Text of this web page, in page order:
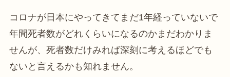
コロナが日本にやってきてまだ1年経っていないで
年間死者数がどれくらいになるのかまだわかりま
せんが、死者数だけみれば深刻に考えるほどでも
ないと言えるかも知れません。